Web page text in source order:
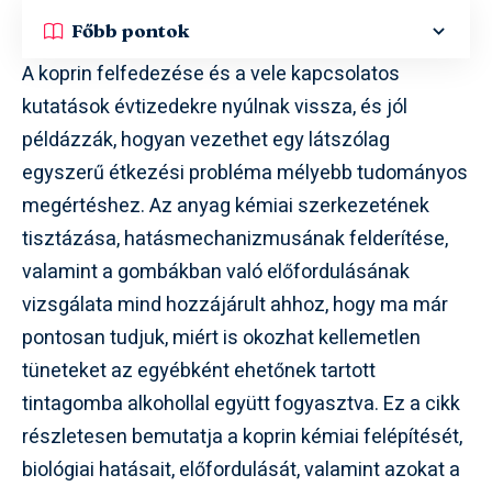
Főbb pontok
A koprin felfedezése és a vele kapcsolatos
kutatások évtizedekre nyúlnak vissza, és jól
példázzák, hogyan vezethet egy látszólag
egyszerű étkezési probléma mélyebb tudományos
megértéshez. Az anyag kémiai szerkezetének
tisztázása, hatásmechanizmusának felderítése,
valamint a gombákban való előfordulásának
vizsgálata mind hozzájárult ahhoz, hogy ma már
pontosan tudjuk, miért is okozhat kellemetlen
tüneteket az egyébként ehetőnek tartott
tintagomba alkohollal együtt fogyasztva. Ez a cikk
részletesen bemutatja a koprin kémiai felépítését,
biológiai hatásait, előfordulását, valamint azokat a